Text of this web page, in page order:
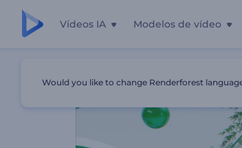
Vídeos IA Modelos de vídeo
Would you like to change Renderforest